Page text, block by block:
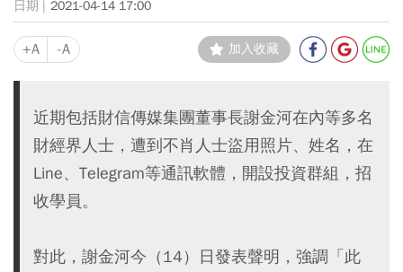
2021-04-14 17:00
+A -A 加入收藏
近期包括財信傳媒集團董事長謝金河在內等多名
財經界人士，遭到不肖人士盜用照片、姓名，在
Line、Telegram等通訊軟體，開設投資群組，招
收學員。
對此，謝金河今（14）日發表聲明，強調「此